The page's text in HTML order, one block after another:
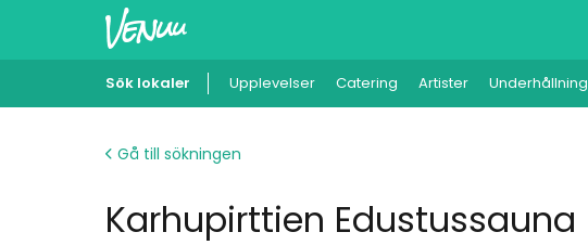
Sök lokaler Upplevelser Catering Artister Underhållning
Gå till sökningen
Karhupirttien Edustussauna